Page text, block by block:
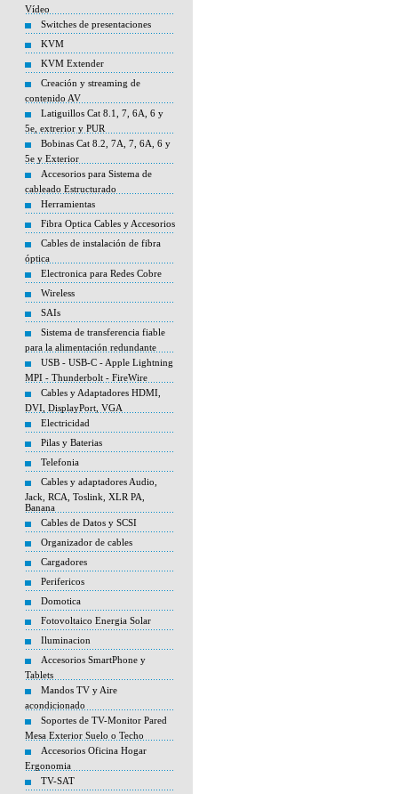
Vídeo
Switches de presentaciones
KVM
KVM Extender
Creación y streaming de
contenido AV
Latiguillos Cat 8.1, 7, 6A, 6 y
5e, extrerior y PUR
Bobinas Cat 8.2, 7A, 7, 6A, 6 y
5e y Exterior
Accesorios para Sistema de
cableado Estructurado
Herramientas
Fibra Optica Cables y Accesorios
Cables de instalación de fibra
óptica
Electronica para Redes Cobre
Wireless
SAIs
Sistema de transferencia fiable
para la alimentación redundante
USB - USB-C - Apple Lightning
MPI - Thunderbolt - FireWire
Cables y Adaptadores HDMI,
DVI, DisplayPort, VGA
Electricidad
Pilas y Baterias
Telefonia
Cables y adaptadores Audio,
Jack, RCA, Toslink, XLR PA,
Banana
Cables de Datos y SCSI
Organizador de cables
Cargadores
Perifericos
Domotica
Fotovoltaico Energia Solar
Iluminacion
Accesorios SmartPhone y
Tablets
Mandos TV y Aire
acondicionado
Soportes de TV-Monitor Pared
Mesa Exterior Suelo o Techo
Accesorios Oficina Hogar
Ergonomia
TV-SAT